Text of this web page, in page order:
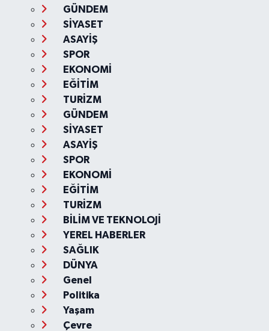
GÜNDEM
SİYASET
ASAYİŞ
SPOR
EKONOMİ
EĞİTİM
TURİZM
GÜNDEM
SİYASET
ASAYİŞ
SPOR
EKONOMİ
EĞİTİM
TURİZM
BİLİM VE TEKNOLOJİ
YEREL HABERLER
SAĞLIK
DÜNYA
Genel
Politika
Yaşam
Çevre